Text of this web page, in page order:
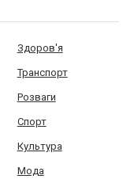
Здоров'я
Транспорт
Розваги
Спорт
Культура
Мода